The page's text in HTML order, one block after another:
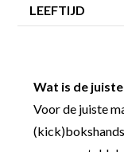
LEEFTIJD
Wat is de
Voor de juiste